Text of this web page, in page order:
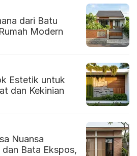
dari Batu
Modern
Estetik untuk
dan Kekinian
Nuansa
Bata Ekspos,